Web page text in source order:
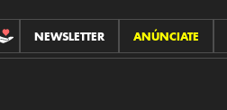
CONTRIBUCIONES
NEWSLETTER ANÚNCIATE